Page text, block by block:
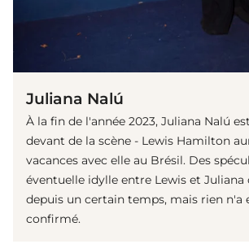
Juliana Nalú
À la fin de l'année 2023, Juliana Nalú
devant de la scène - Lewis Hamilton
vacances avec elle au Brésil. Des
éventuelle idylle entre Lewis et
depuis un certain temps, mais rien n'a
confirmé.